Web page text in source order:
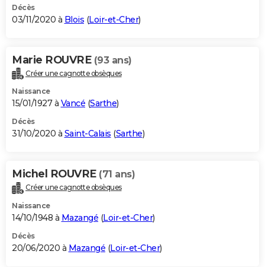
Décès
03/11/2020 à Blois (Loir-et-Cher)
Marie ROUVRE (93 ans)
Créer une cagnotte obsèques
Naissance
15/01/1927 à Vancé (Sarthe)
Décès
31/10/2020 à Saint-Calais (Sarthe)
Michel ROUVRE (71 ans)
Créer une cagnotte obsèques
Naissance
14/10/1948 à Mazangé (Loir-et-Cher)
Décès
20/06/2020 à Mazangé (Loir-et-Cher)